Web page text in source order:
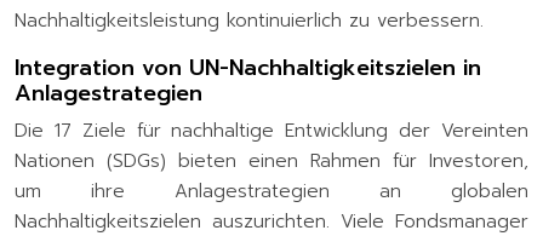
Nachhaltigkeitsleistung kontinuierlich zu verbessern.
Integration von UN-Nachhaltigkeitszielen in
Anlagestrategien
Die 17 Ziele für nachhaltige Entwicklung der Vereinten
Nationen (SDGs) bieten einen Rahmen für Investoren,
um ihre Anlagestrategien an globalen
Nachhaltigkeitszielen auszurichten. Viele Fondsmanager